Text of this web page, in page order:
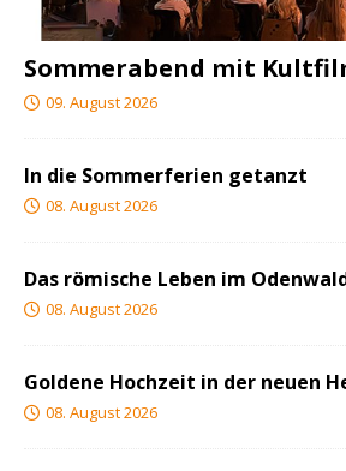
Sommerabend mit
09. August 2026
In die Sommerferien getanzt
08. August 2026
Das römische Leben im
08. August 2026
Goldene Hochzeit in der neuen
08. August 2026